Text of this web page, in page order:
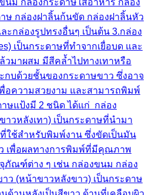
นม กล่องกระดาษใส่อาหาร กล่อง
ษ กล่องฝาลิ้นก้นขัด กล่องฝาลิ้นหัว
ะกล่องรูปทรงอื่นๆ เป็นต้น 3.กล่อง
เป็นกระดาษที่ทำจากเยื่อบด และ
วมาผสม มีสีคล้ำไปทางเทาหรือ
กบด้วยชั้นของกระดาษขาว ซึ่งอาจ
อความสวยงาม และสามารถพิมพ์
ษแป้งมี 2 ชนิด ได้แก่ กล่อง
าวหลังเทา) เป็นกระดาษที่นำมา
ใช้สำหรับพิมพ์งาน ซึ่งขัดเป็นมัน
เพื่อผลทางการพิมพ์ที่มีคุณภาพ
ภัณฑ์ต่าง ๆ เช่น กล่องขนม กล่อง
ว (หน้าขาวหลังขาว) เป็นกระดาษ